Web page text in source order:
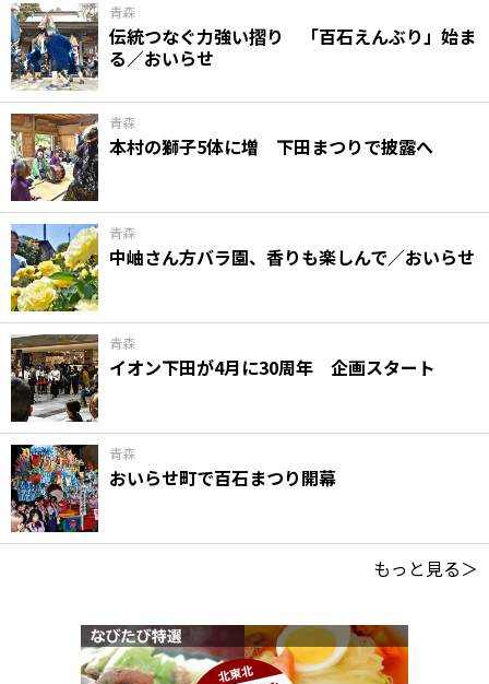
青森
伝統つなぐ力強い摺り 「百石えんぶり」始ま
る／おいらせ
青森
本村の獅子5体に増 下田まつりで披露へ
青森
中岫さん方バラ園、香りも楽しんで／おいらせ
青森
イオン下田が4月に30周年 企画スタート
青森
おいらせ町で百石まつり開幕
もっと見る＞